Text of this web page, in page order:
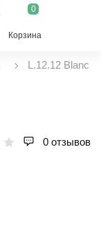
0
Корзина
L.12.12 Blanc
0 отзывов